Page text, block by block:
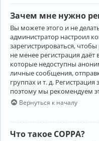
Зачем мне нужно
Вы можете этого и не
администратор настроил
зарегистрироваться,
не менее регистрация
которые недоступны
личные сообщения,
группах и т. д. Регистрация
поэтому мы рекомендуем
Вернуться к началу
Что такое COPPA?